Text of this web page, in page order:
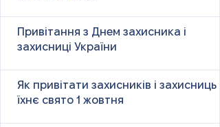
Привітання з Днем захисника і
захисниці України
Як привітати захисників і захисниць у
їхнє свято 1 жовтня